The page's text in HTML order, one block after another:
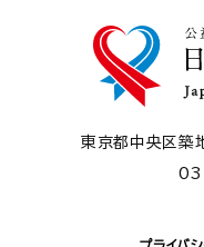
東京都中央区
プライバ